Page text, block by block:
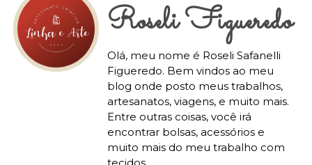
Roseli Figueredo
Olá, meu nome é Roseli Safanelli
Figueredo. Bem vindos ao meu
blog onde posto meus trabalhos,
artesanatos, viagens, e muito mais.
Entre outras coisas, você irá
encontrar bolsas, acessórios e
muito mais do meu trabalho com